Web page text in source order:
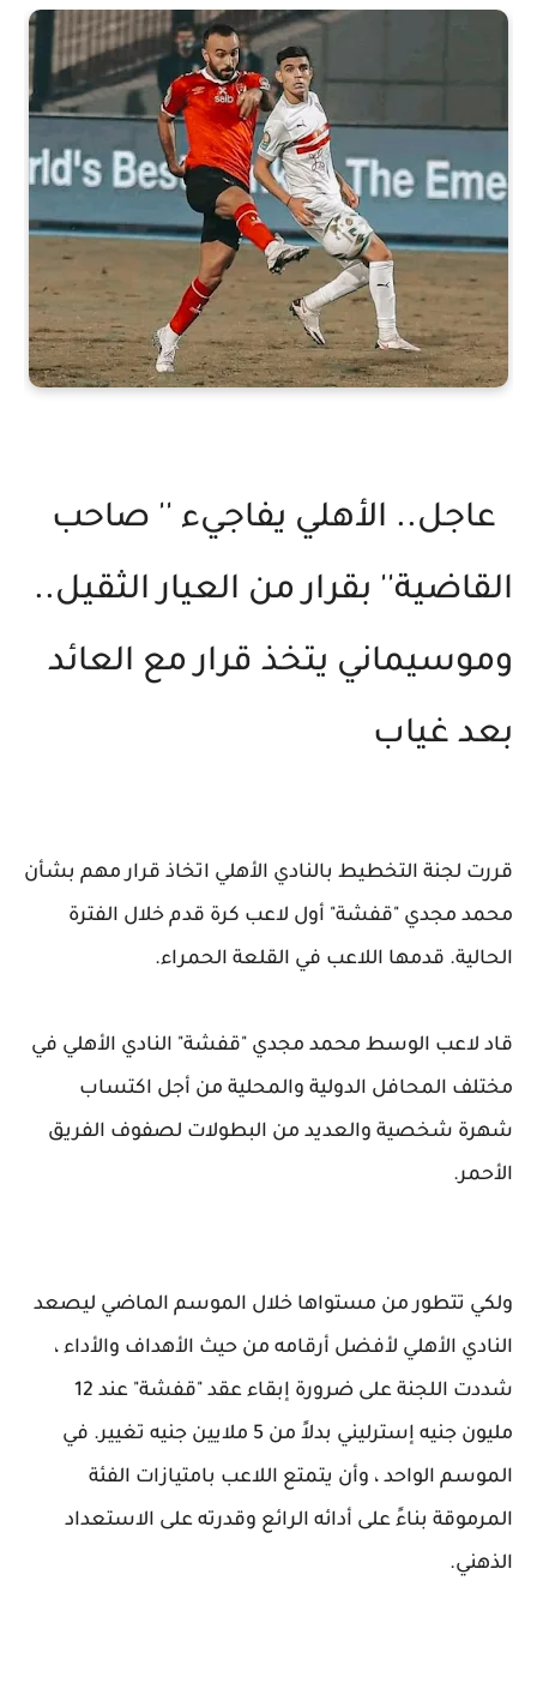
عاجل.. الأهلي يفاجيء '' صاحب
القاضية'' بقرار من العيار الثقيل..
وموسيماني يتخذ قرار مع العائد
بعد غياب
قررت لجنة التخطيط بالنادي الأهلي اتخاذ قرار مهم بشأن
محمد مجدي "قفشة" أول لاعب كرة قدم خلال الفترة
الحالية. قدمها اللاعب في القلعة الحمراء.
قاد لاعب الوسط محمد مجدي "قفشة" النادي الأهلي في
مختلف المحافل الدولية والمحلية من أجل اكتساب
شهرة شخصية والعديد من البطولات لصفوف الفريق
الأحمر.
ولكي تتطور من مستواها خلال الموسم الماضي ليصعد
النادي الأهلي لأفضل أرقامه من حيث الأهداف والأداء ،
شددت اللجنة على ضرورة إبقاء عقد "قفشة" عند 12
مليون جنيه إسترليني بدلاً من 5 ملايين جنيه تغيير. في
الموسم الواحد ، وأن يتمتع اللاعب بامتيازات الفئة
المرموقة بناءً على أدائه الرائع وقدرته على الاستعداد
الذهني.